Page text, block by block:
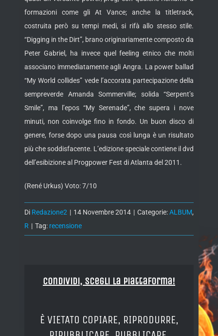
formazioni come gli At Vance; anche la titletrack,
costruita però su tempi medi, si rifà allo stesso stile.
“Digging in the Dirt”, brano originariamente composto da
Peter Gabriel, ha invece quel feeling etnico che molti
associano immediatamente agli Angra. La power ballad
“My World collides” vede l’accorata partecipazione della
sempreverde Amanda Sommerville; solida “Serpent’s
Smile”, ma l’epos “My Serenade”, che supera i nove
minuti, non coinvolge fino in fondo. Un buon disco di
genere, forse dopo una pausa così lunga è un risultato
più che soddisfacente. L’edizione speciale contiene il dvd
dell’esibizione al Progpower Fest di Atlanta del 2011.
(René Urkus) Voto: 7/10
Di Redazione2 | 14 Novembre 2014 | Categorie:ALBUM,
R | Tag: recensione
Condividi, Scegli la piattaforma!
È VIETATO COPIARE, RIPRODURRE,